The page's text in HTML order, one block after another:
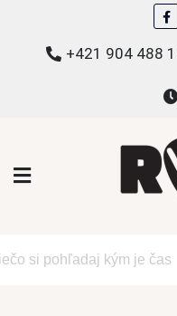
content
+421 904 488